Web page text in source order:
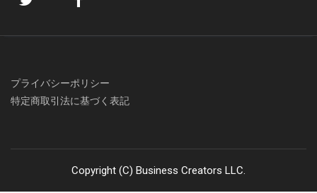
プライバシーポリシー
特定商取引法に基づく表記
Copyright (C) Business Creators LLC.